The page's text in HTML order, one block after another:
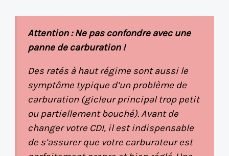
Attention : Ne pas confondre avec une
panne de carburation !
Des ratés à haut régime sont aussi le
symptôme typique d’un problème de
carburation (gicleur principal trop petit
ou partiellement bouché). Avant de
changer votre CDI, il est indispensable
de s’assurer que votre carburateur est